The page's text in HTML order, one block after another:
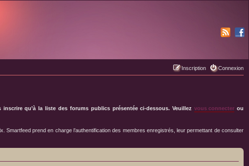
Connexion
Inscription
qu’à la liste des forums publics présentée ci-dessous. Veuillezvous connecter ou
prend en charge l’authentification des membres enregistrés, leur permettant de consulter